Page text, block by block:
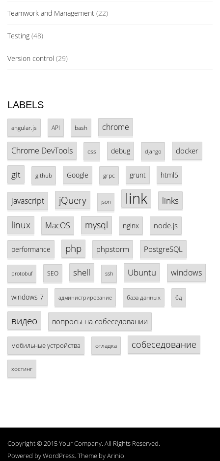
Teamwork and Management (22)
Testing (48)
Version control (29)
LABELS
angular.js API bash chrome
Chrome DevTools css debug django docker
git github Google grpc grunt html5
javascript jQuery json link links
linux MacOS mysql nginx node.js
performance php phpstorm PostgreSQL
protobuf SEO shell ssh Ubuntu windows
windows 7 администрирование база данных бд
видео вопросы на собеседовании
мобильные устройства отладка собеседование
хостинг
Copyright © 2015 Your Company. All Rights Reserved.
Powered byWordPress. Theme byArinio